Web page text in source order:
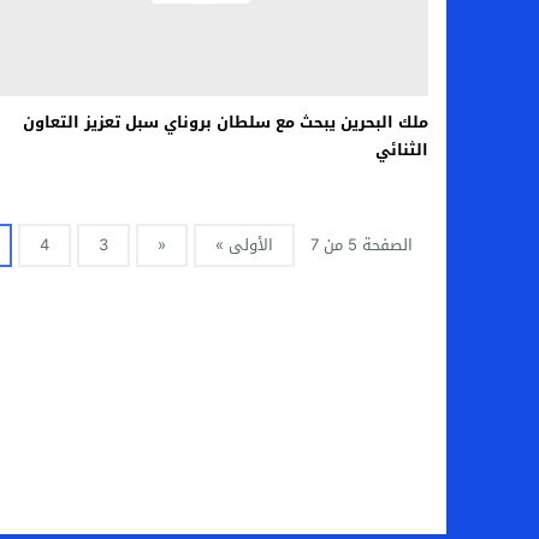
ملك البحرين يبحث مع سلطان بروناي سبل تعزيز التعاون
الثنائي
الصفحة 5 من 7 الأولى » «
3
4